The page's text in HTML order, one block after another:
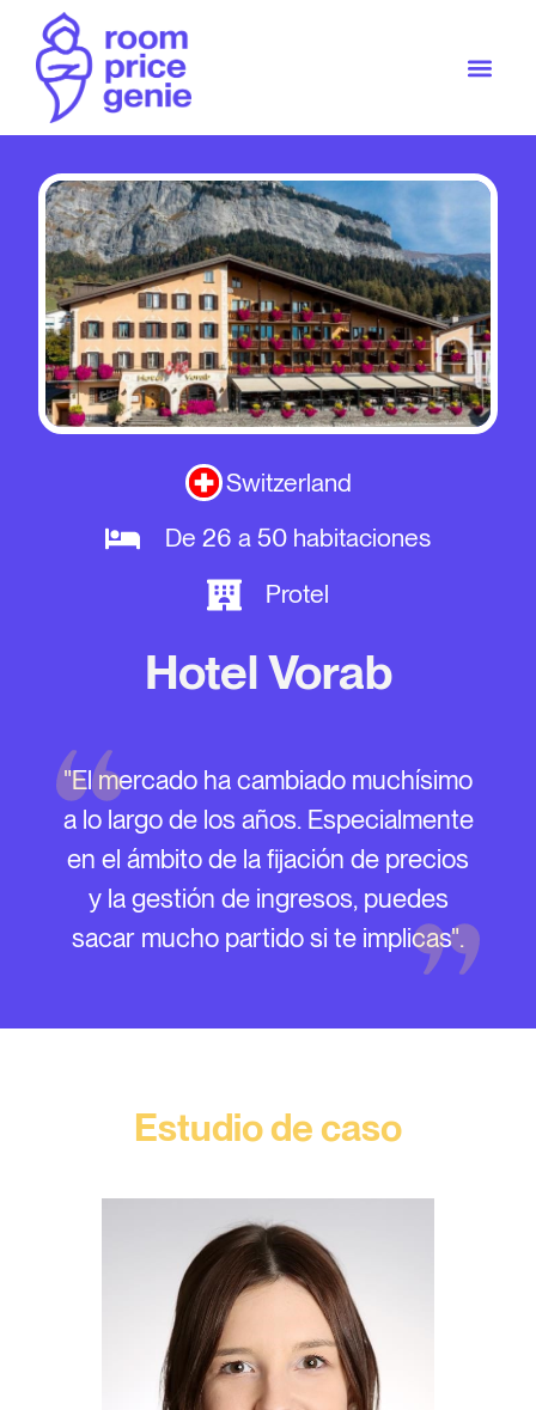
Hotel Vorab
"El mercado ha cambiado muchísimo
a lo largo de los años. Especialmente
en el ámbito de la fijación de precios
y la gestión de ingresos, puedes
sacar mucho partido si te implicas".
Switzerland
De 26 a 50 habitaciones
Protel
Estudio de caso